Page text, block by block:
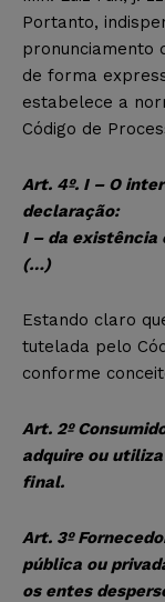
Portanto,
pronunciamento
de forma
estabelece a
Código de
Art. 4º. I – O
declaração:
I – da existência
(…)
Estando claro
tutelada pelo
conforme
Art. 2º
adquire ou
final.
Art. 3º
pública ou
os entes